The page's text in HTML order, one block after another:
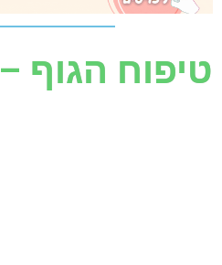
טיפוח הגוף – Body Care